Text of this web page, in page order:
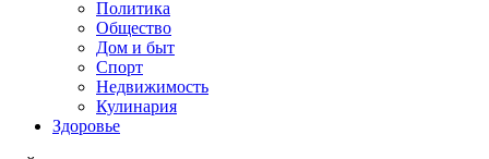
Политика
Общество
Дом и быт
Спорт
Недвижимость
Кулинария
Здоровье